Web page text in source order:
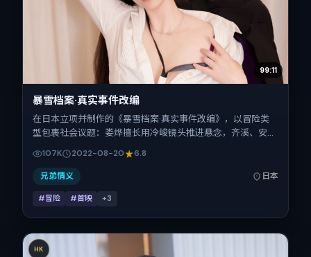
99:11
暴雪档案·真实事件改编
在日本立项并制作的《暴雪档案·真实事件改编》，以冒险类
型包裹社会议题：娄烨擅长用冷峻镜头推进悬念，齐溪、安妮
2022-08-20；片长113分钟；适合关注现实质感与类型片结
构的观众。
107K 2022-08-20 6.8
兄弟情义 日本
#冒险 #首映 +3
HK